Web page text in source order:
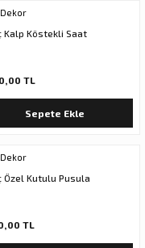
Kalp Köstekli Saat
TL
Sepete Ekle
Özel Kutulu Pusula
TL